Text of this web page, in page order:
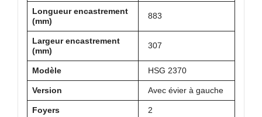
Longueur encastrement
(mm)
883
Largeur encastrement
(mm)
307
Modèle HSG 2370
Version Avec évier à gauche
Foyers 2